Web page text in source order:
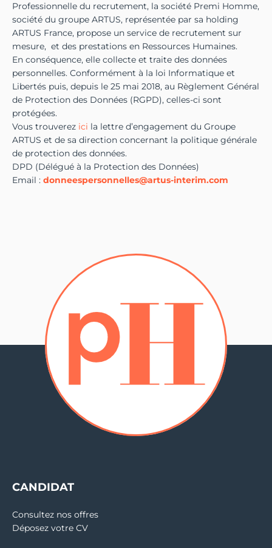
Professionnelle du recrutement, la société Premi Homme,
société du groupe ARTUS, représentée par sa holding
ARTUS France, propose un service de recrutement sur
mesure, et des prestations en Ressources Humaines.
En conséquence, elle collecte et traite des données
personnelles. Conformément à la loi Informatique et
Libertés puis, depuis le 25 mai 2018, au Règlement Général
de Protection des Données (RGPD), celles-ci sont
protégées.
Vous trouverez ici la lettre d’engagement du Groupe
ARTUS et de sa direction concernant la politique générale
de protection des données.
DPD (Délégué à la Protection des Données)
Email : donneespersonnelles@artus-interim.com
CANDIDAT
Consultez nos offres
Déposez votre CV